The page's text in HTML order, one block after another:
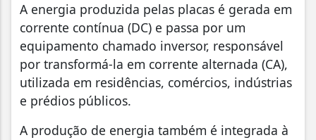
A energia produzida pelas placas é gerada em
corrente contínua (DC) e passa por um
equipamento chamado inversor, responsável
por transformá-la em corrente alternada (CA),
utilizada em residências, comércios, indústrias
e prédios públicos.
A produção de energia também é integrada à